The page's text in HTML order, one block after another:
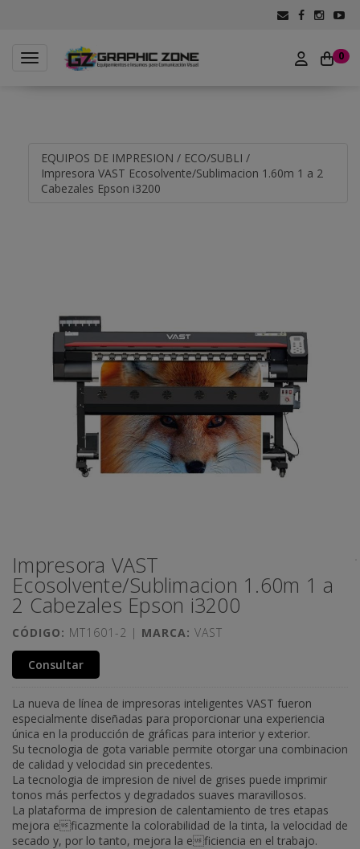
0
Toggle navigation
EQUIPOS DE IMPRESION / ECO/SUBLI /
Impresora VAST Ecosolvente/Sublimacion 1.60m 1 a 2
Cabezales Epson i3200
Impresora VAST
Ecosolvente/Sublimacion 1.60m 1 a
2 Cabezales Epson i3200
CÓDIGO: MT1601-2 | MARCA: VAST
Consultar
La nueva de línea de impresoras inteligentes VAST fueron
especialmente diseñadas para proporcionar una experiencia
única en la producción de gráficas para interior y exterior.
Su tecnologia de gota variable permite otorgar una combinacion
de calidad y velocidad sin precedentes.
La tecnologia de impresion de nivel de grises puede imprimir
tonos más perfectos y degradados suaves maravillosos.
La plataforma de impresion de calentamiento de tres etapas
mejora eficazmente la colorabilidad de la tinta, la velocidad de
secado y, por lo tanto, mejora la eficiencia en el trabajo.